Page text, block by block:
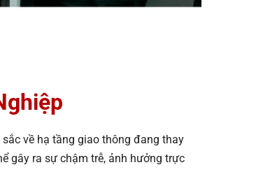
về hạ tầng giao thông đang thay
gây ra sự chậm trễ, ảnh hưởng trực